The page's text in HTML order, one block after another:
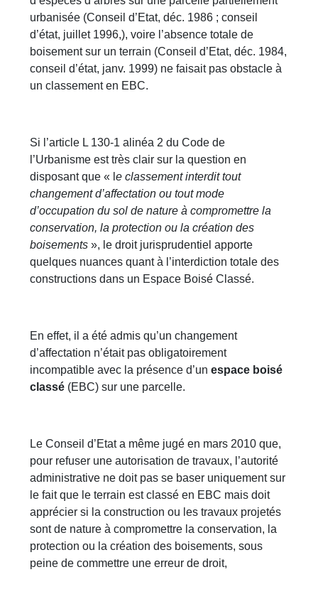
urbanisée (Conseil d’Etat, déc. 1986 ; conseil
d’état, juillet 1996,), voire l’absence totale de
boisement sur un terrain (Conseil d’Etat, déc. 1984,
conseil d’état, janv. 1999) ne faisait pas obstacle à
un classement en EBC.
Si l’article L 130-1 alinéa 2 du Code de
l’Urbanisme est très clair sur la question en
disposant que « le classement interdit tout
changement d’affectation ou tout mode
d’occupation du sol de nature à compromettre la
conservation, la protection ou la création des
boisements », le droit jurisprudentiel apporte
quelques nuances quant à l’interdiction totale des
constructions dans un Espace Boisé Classé.
En effet, il a été admis qu’un changement
d’affectation n’était pas obligatoirement
incompatible avec la présence d’unespace boisé
classé (EBC) sur une parcelle.
Le Conseil d’Etat a même jugé en mars 2010 que,
pour refuser une autorisation de travaux, l’autorité
administrative ne doit pas se baser uniquement sur
le fait que le terrain est classé en EBC mais doit
apprécier si la construction ou les travaux projetés
sont de nature à compromettre la conservation, la
protection ou la création des boisements, sous
peine de commettre une erreur de droit,